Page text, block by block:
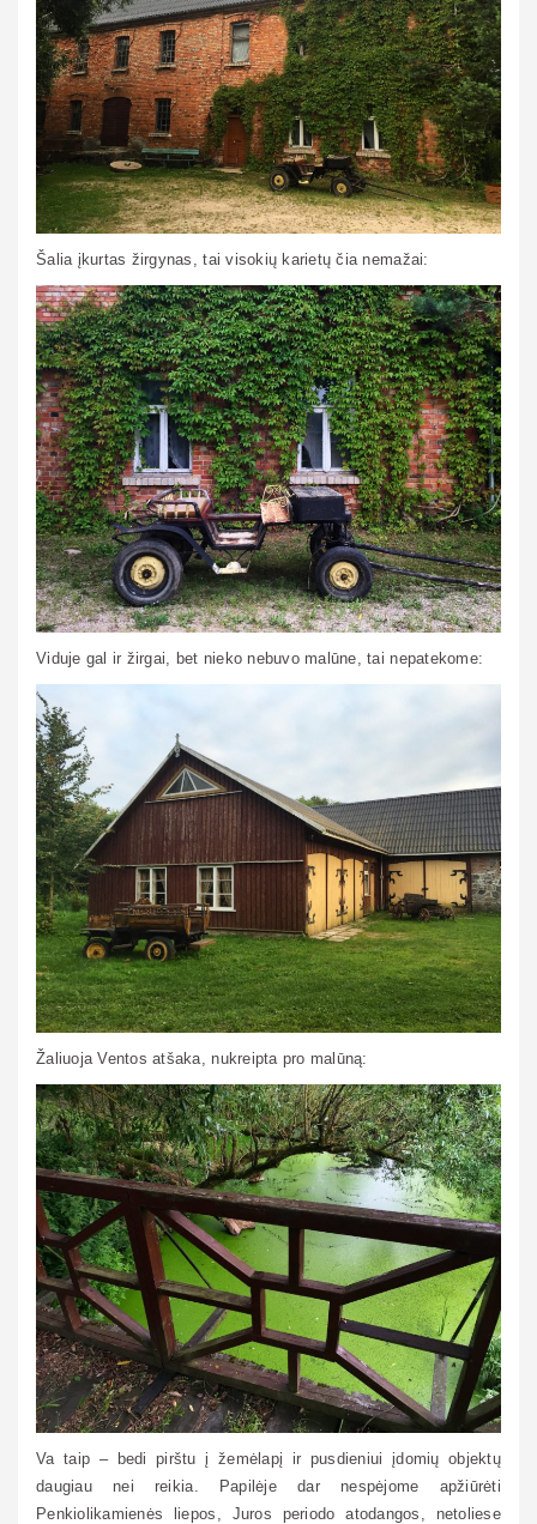
Šalia įkurtas žirgynas, tai visokių karietų čia nemažai:
Viduje gal ir žirgai, bet nieko nebuvo malūne, tai nepatekome:
Žaliuoja Ventos atšaka, nukreipta pro malūną:
Va taip – bedi pirštu į žemėlapį ir pusdieniui įdomių objektų
daugiau nei reikia. Papilėje dar nespėjome apžiūrėti
Penkiolikamienės liepos, Juros periodo atodangos, netoliese